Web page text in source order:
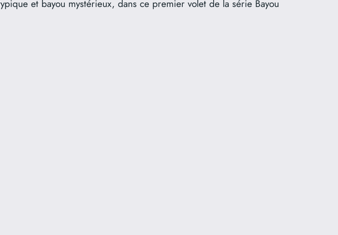
et bayou mystérieux, dans ce premier volet de la série Bayou